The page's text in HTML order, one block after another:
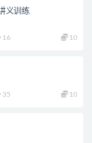
义训练
16 10
35 10